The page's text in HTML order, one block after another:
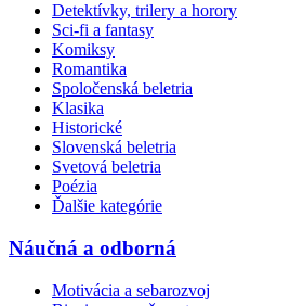
Detektívky, trilery a horory
Sci-fi a fantasy
Komiksy
Romantika
Spoločenská beletria
Klasika
Historické
Slovenská beletria
Svetová beletria
Poézia
Ďalšie kategórie
Náučná a odborná
Motivácia a sebarozvoj